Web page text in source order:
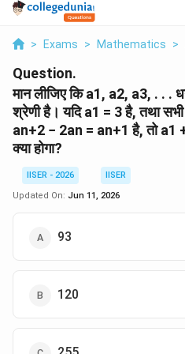
> Exams > Mathematics >
Question.
मान लीजिए कि a1, a2, a3, . . .
श्रेणी है। यदि a1 = 3 है, तथा सभी
an+2 − 2an = an+1 है, तो a1
क्या होगा?
IISER - 2026
IISER
Updated On: Jun 11, 2026
93
120